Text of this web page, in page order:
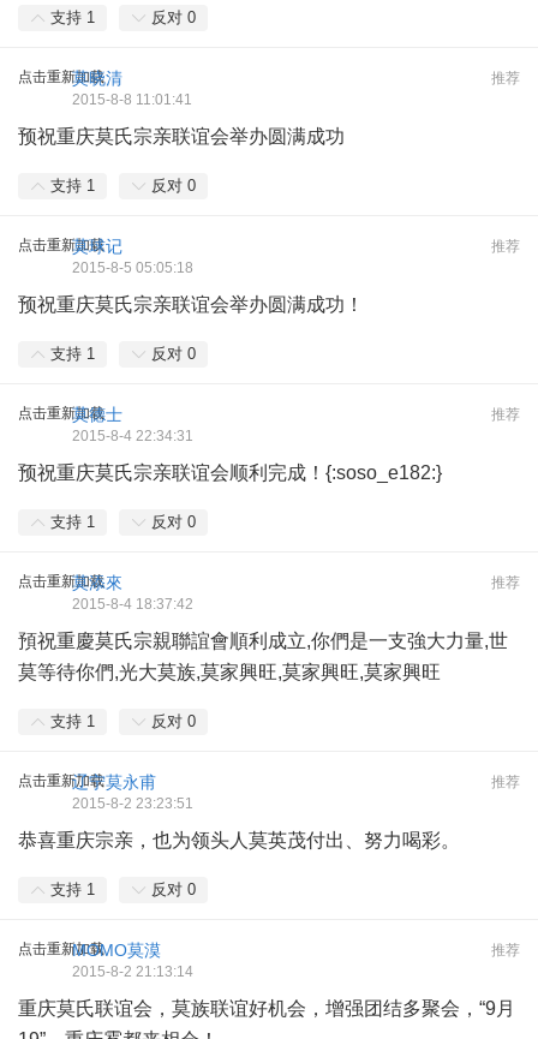
支持 1 反对 0
点击重新加载 推荐
莫晓清
2015-8-8 11:01:41
预祝重庆莫氏宗亲联谊会举办圆满成功
支持 1 反对 0
点击重新加载 推荐
莫球记
2015-8-5 05:05:18
预祝重庆莫氏宗亲联谊会举办圆满成功！
支持 1 反对 0
点击重新加载 推荐
莫德士
2015-8-4 22:34:31
预祝重庆莫氏宗亲联谊会顺利完成！{:soso_e182:}
支持 1 反对 0
点击重新加载 推荐
莫添來
2015-8-4 18:37:42
預祝重慶莫氏宗親聯誼會順利成立,你們是一支強大力量,世
莫等待你們,光大莫族,莫家興旺,莫家興旺,莫家興旺
支持 1 反对 0
点击重新加载 推荐
辽宁莫永甫
2015-8-2 23:23:51
恭喜重庆宗亲，也为领头人莫英茂付出、努力喝彩。
支持 1 反对 0
点击重新加载 推荐
MOMO莫漠
2015-8-2 21:13:14
重庆莫氏联谊会，莫族联谊好机会，增强团结多聚会，“9月